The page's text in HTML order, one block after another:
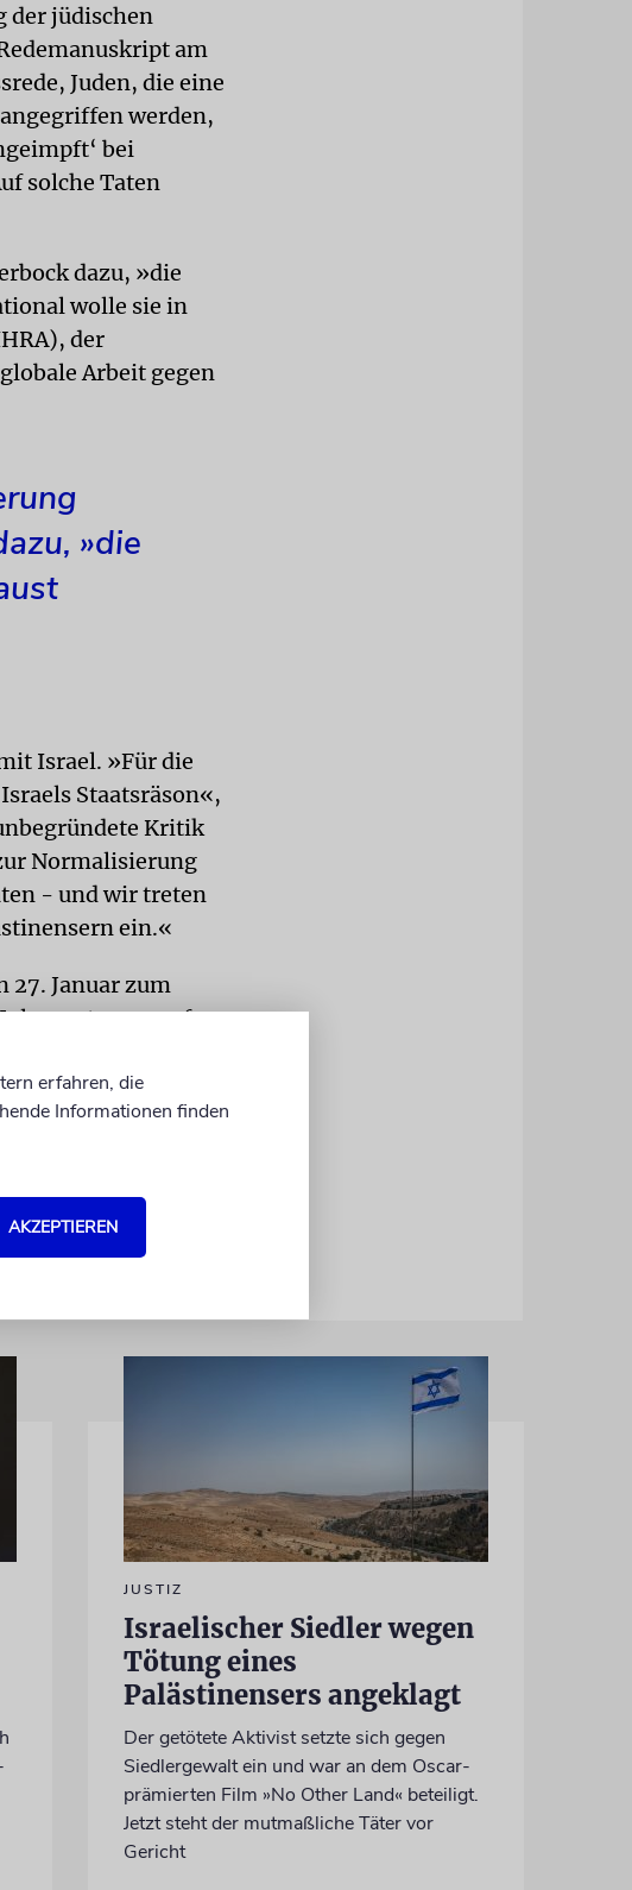
der jüdischen
am
Juden, die eine
werden,
bei
solche Taten
dazu, »die
wolle sie in
der
Arbeit gegen
»die
Israel. »Für die
Staatsräson«,
Kritik
Normalisierung
- und wir treten
ein.«
27. Januar zum
ausgerufen.
in Polen
- vor allem
als Gedenktag für
JUSTIZ
Israelischer Siedler wegen
Tötung eines
Palästinensers angeklagt
Der getötete Aktivist setzte sich gegen
Siedlergewalt ein und war an dem Oscar-
prämierten Film »No Other Land« beteiligt.
Jetzt steht der mutmaßliche Täter vor
Gericht
erfahren, die
Informationen finden
AKZEPTIEREN